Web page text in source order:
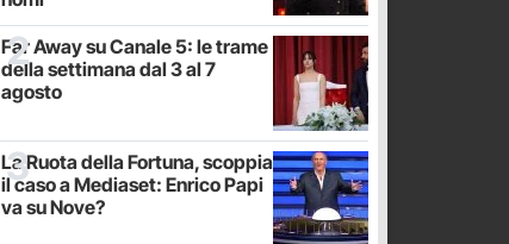
Far Away su Canale 5: le trame
della settimana dal 3 al 7
agosto
La Ruota della Fortuna, scoppia
il caso a Mediaset: Enrico Papi
va su Nove?